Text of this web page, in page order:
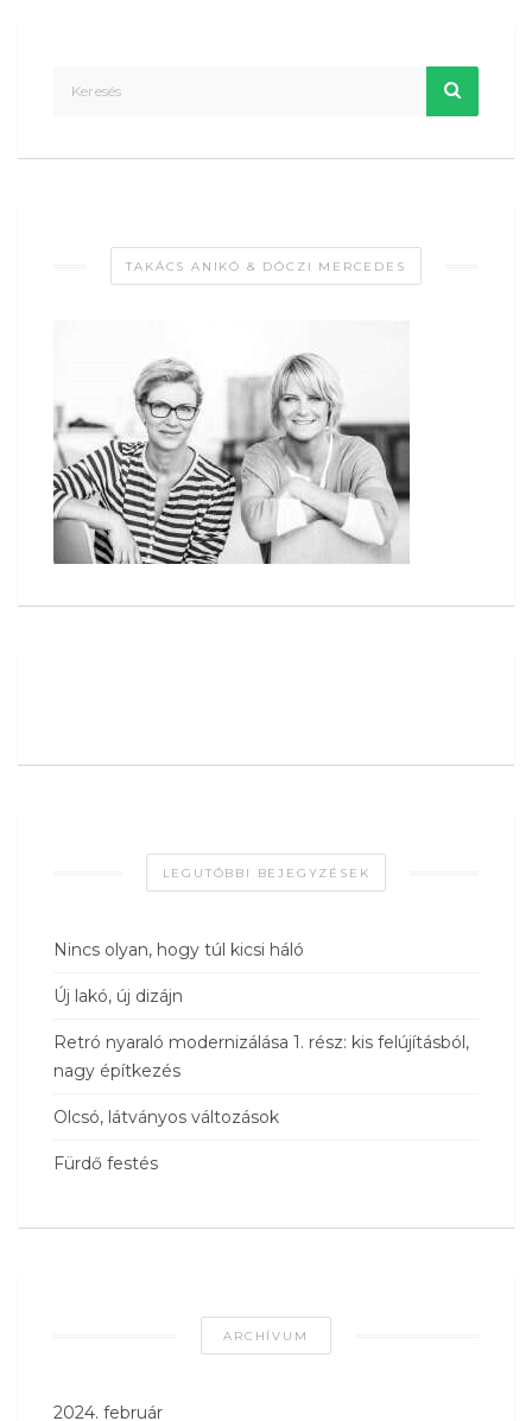
TAKÁCS ANIKÓ & DÓCZI MERCEDES
LEGUTÓBBI BEJEGYZÉSEK
Nincs olyan, hogy túl kicsi háló
Új lakó, új dizájn
Retró nyaraló modernizálása 1. rész: kis felújításból,
nagy építkezés
Olcsó, látványos változások
Fürdő festés
ARCHÍVUM
2024. február